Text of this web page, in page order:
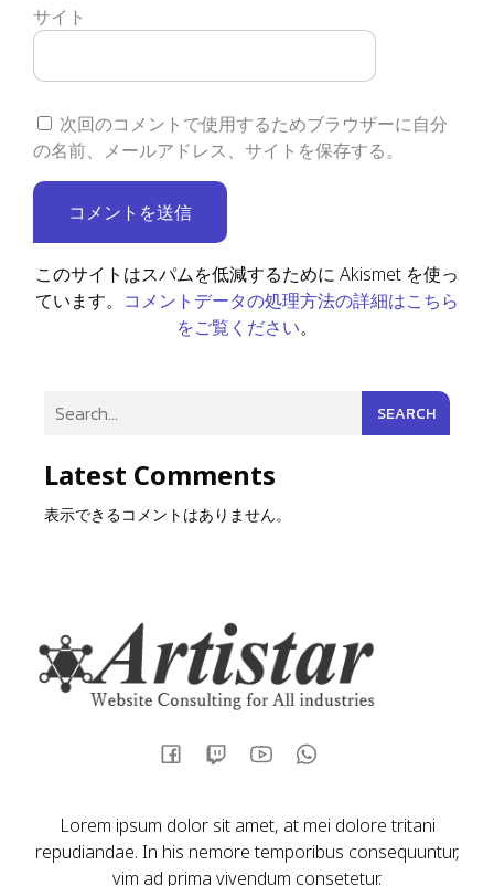
SEARCH
Latest Comments
表示できるコメントはありません。
サイト
次回のコメントで使用するためブラウザーに自分
の名前、メールアドレス、サイトを保存する。
このサイトはスパムを低減するために Akismet を使っ
ています。 コメントデータの処理方法の詳細はこちら
をご覧ください。
Lorem ipsum dolor sit amet, at mei dolore tritani
repudiandae. In his nemore temporibus consequuntur,
vim ad prima vivendum consetetur.